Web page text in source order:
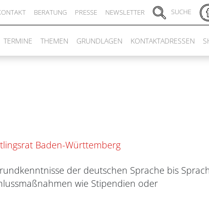
BERATUNG PRESSE NEWSLETTER SUCHE
TERMINE THEMEN GRUNDLAGEN KONTAKTADRESSEN
Baden-Württemberg
der deutschen Sprache bis
wie Stipendien oder